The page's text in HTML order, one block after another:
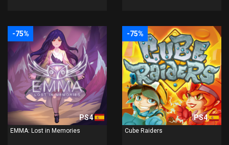
-75%
PS4
EMMA: Lost in Memories
-75%
PS4
Cube Raiders